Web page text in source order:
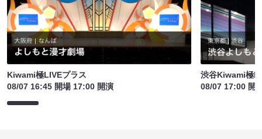
Kiwami極LIVEプラス
08/07 16:45 開場 17:00 開演
渋谷Kiwami極
08/07 17:00 開